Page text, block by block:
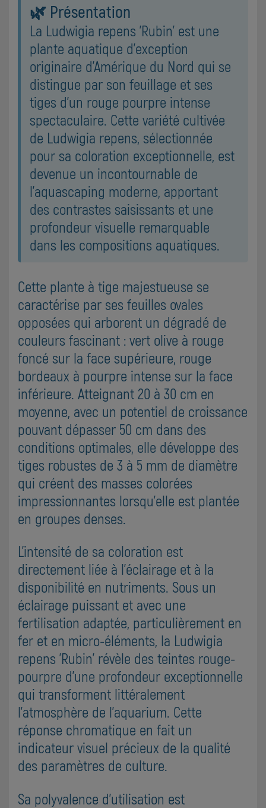
🌿 Présentation
La Ludwigia repens 'Rubin' est une
plante aquatique d'exception
originaire d'Amérique du Nord qui se
distingue par son feuillage et ses
tiges d'un rouge pourpre intense
spectaculaire. Cette variété cultivée
de Ludwigia repens, sélectionnée
pour sa coloration exceptionnelle, est
devenue un incontournable de
l'aquascaping moderne, apportant
des contrastes saisissants et une
profondeur visuelle remarquable
dans les compositions aquatiques.
Cette plante à tige majestueuse se
caractérise par ses feuilles ovales
opposées qui arborent un dégradé de
couleurs fascinant : vert olive à rouge
foncé sur la face supérieure, rouge
bordeaux à pourpre intense sur la face
inférieure. Atteignant 20 à 30 cm en
moyenne, avec un potentiel de croissance
pouvant dépasser 50 cm dans des
conditions optimales, elle développe des
tiges robustes de 3 à 5 mm de diamètre
qui créent des masses colorées
impressionnantes lorsqu'elle est plantée
en groupes denses.
L'intensité de sa coloration est
directement liée à l'éclairage et à la
disponibilité en nutriments. Sous un
éclairage puissant et avec une
fertilisation adaptée, particulièrement en
fer et en micro-éléments, la Ludwigia
repens 'Rubin' révèle des teintes rouge-
pourpre d'une profondeur exceptionnelle
qui transforment littéralement
l'atmosphère de l'aquarium. Cette
réponse chromatique en fait un
indicateur visuel précieux de la qualité
des paramètres de culture.
Sa polyvalence d'utilisation est